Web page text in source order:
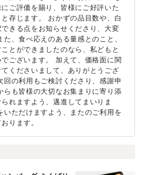
ご評価を賜り、皆様にご好評いた
存じます。 おかずの品目数や、白
きる点をお知らせくださり、大変
、食べ応えのある量感とのこと、
とができましたのなら、私どもと
ございます。 加えて、価格面に関
くださいまして、ありがとうござ
回の利用もご検討くださり、感謝申
らも皆様の大切なお集まりに寄り添
れますよう、邁進してまいりま
いただけますよう、またのご利用を
ります。